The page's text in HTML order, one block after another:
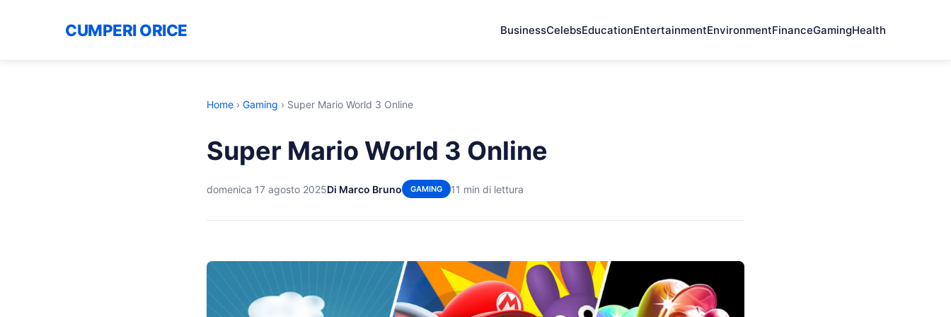
CUMPERI ORICE BusinessCelebsEducationEntertainmentEnvironmentFinanceGamingHealth
Home › Gaming › Super Mario World 3 Online
Super Mario World 3 Online
domenica 17 agosto 2025Di Marco Bruno GAMING 11 min di lettura